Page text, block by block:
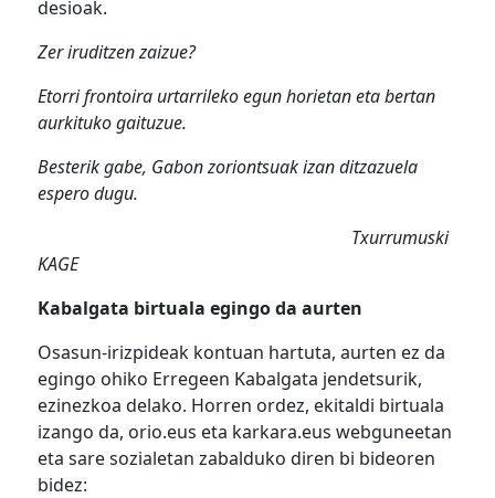
desioak.
Zer iruditzen zaizue?
Etorri frontoira urtarrileko egun horietan eta bertan
aurkituko gaituzue.
Besterik gabe, Gabon zoriontsuak izan ditzazuela
espero dugu.
Txurrumuski
KAGE
Kabalgata birtuala egingo da aurten
Osasun-irizpideak kontuan hartuta, aurten ez da
egingo ohiko Erregeen Kabalgata jendetsurik,
ezinezkoa delako. Horren ordez, ekitaldi birtuala
izango da, orio.eus eta karkara.eus webguneetan
eta sare sozialetan zabalduko diren bi bideoren
bidez: